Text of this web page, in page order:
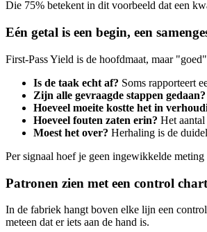
Die 75% betekent in dit voorbeeld dat een
Eén getal is een begin, een
First-Pass Yield is de hoofdmaat, maar
Is de taak echt af? Soms rapporteert
Zijn alle gevraagde stappen gedaan?
Hoeveel moeite kostte het in
Hoeveel fouten zaten erin? Het
Moest het over? Herhaling is de
Per signaal hoef je geen ingewikkelde
Patronen zien met een control chart
In de fabriek hangt boven elke lijn een
meteen dat er iets aan de hand is.